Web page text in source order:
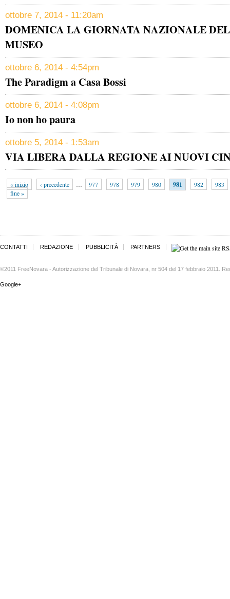
ottobre 7, 2014 - 11:20am
DOMENICA LA GIORNATA NAZIONALE
MUSEO
ottobre 6, 2014 - 4:54pm
The Paradigm a Casa Bossi
ottobre 6, 2014 - 4:08pm
Io non ho paura
ottobre 5, 2014 - 1:53am
VIA LIBERA DALLA REGIONE AI NUOVI
« inizio ‹ precedente … 977 978 979 980 981 982
983
fine »
CONTATTI REDAZIONE PUBBLICITÀ PARTNERS
©2011 FreeNovara - Autorizzazione del Tribunale di Novara, nr 504 del 17 febbraio 2011.
Google+